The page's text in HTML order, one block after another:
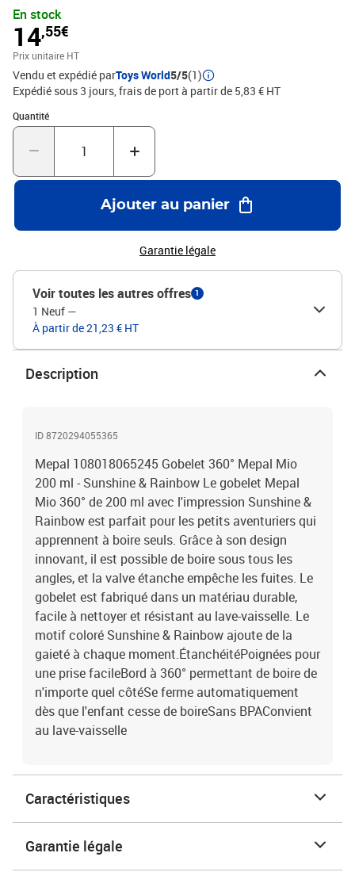
possible de boire sous tous les angles, et la valve étanche
empêche les fuites. Le gobelet est fabriqué dans un matériau
durable, facile à nettoyer et résistant au lave-vaisselle. Le motif
coloré Sunshine & Rainbow ajoute de la gaieté à chaque
moment.ÉtanchéitéPoignées pour une prise facileBord à 360°
permettant de boire de n'importe quel côtéSe ferme
automatiquement dès que l'enfant cesse de boireSans
BPAConvient au lave-vaisselle
En stock
14,55€
Prix unitaire HT
Vendu et expédié parToys World5/5(1)
Expédié sous 3 jours, frais de port à partir de 5,83 € HT
Quantité
Quantité : 1
Ajouter au panier
Garantie légale
Voir toutes les autres offres 1
1 Neuf —
À partir de 21,23 € HT
Description
ID 8720294055365
Mepal 108018065245 Gobelet 360° Mepal Mio
200 ml - Sunshine & Rainbow Le gobelet Mepal
Mio 360° de 200 ml avec l'impression Sunshine &
Rainbow est parfait pour les petits aventuriers qui
apprennent à boire seuls. Grâce à son design
innovant, il est possible de boire sous tous les
angles, et la valve étanche empêche les fuites. Le
gobelet est fabriqué dans un matériau durable,
facile à nettoyer et résistant au lave-vaisselle. Le
motif coloré Sunshine & Rainbow ajoute de la
gaieté à chaque moment.ÉtanchéitéPoignées pour
une prise facileBord à 360° permettant de boire de
n'importe quel côtéSe ferme automatiquement
dès que l'enfant cesse de boireSans BPAConvient
au lave-vaisselle
Caractéristiques
Garantie légale